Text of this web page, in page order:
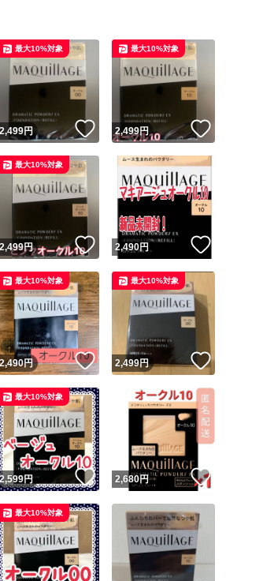
ね！
2,499円 いいね！
最大10%対象
2,499円
最大10%対象
ね！
2,499円 いいね！
最大10%対象
2,490円
ね！
2,490円 いいね！
最大10%対象
2,499円 いいね！
最大10%対象
ね！
2,599円 いいね！
最大10%対象
2,680円
最大10%対象